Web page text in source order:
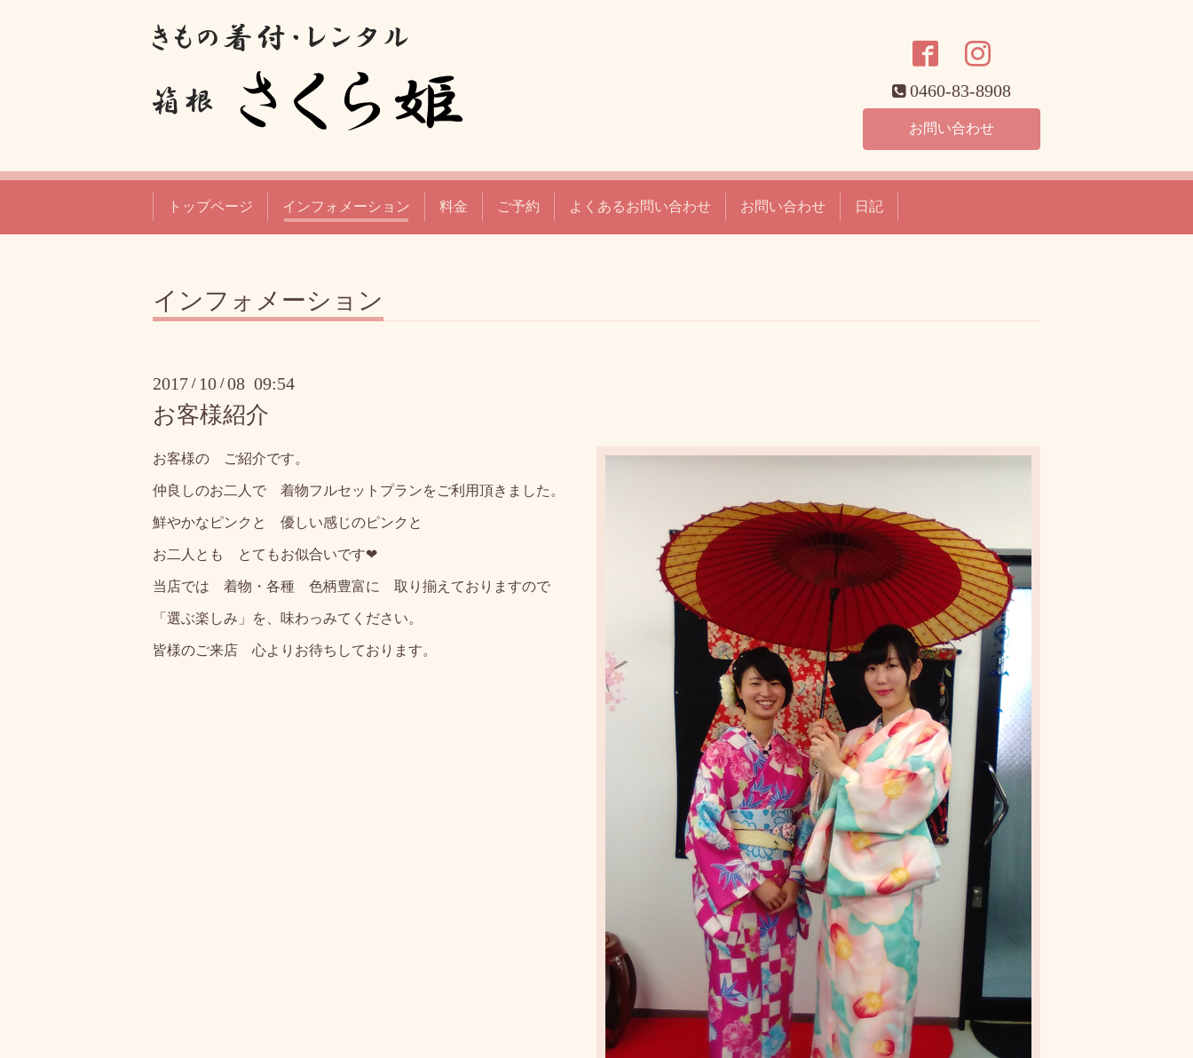
0460-83-8908
お問い合わせ
トップページ インフォメーション 料金 ご予約 よくあるお問い合わせ お問い合わせ 日記
インフォメーション
2017 / 10 /08 09:54
お客様紹介
お客様の ご紹介です。
仲良しのお二人で 着物フルセットプランをご利用頂きました。
鮮やかなピンクと 優しい感じのピンクと
お二人とも とてもお似合いです❤
当店では 着物・各種 色柄豊富に 取り揃えておりますので
「選ぶ楽しみ」を、味わっみてください。
皆様のご来店 心よりお待ちしております。